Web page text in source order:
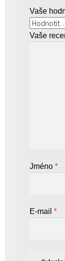
Vaše
Vaše
Jméno *
E-mail *